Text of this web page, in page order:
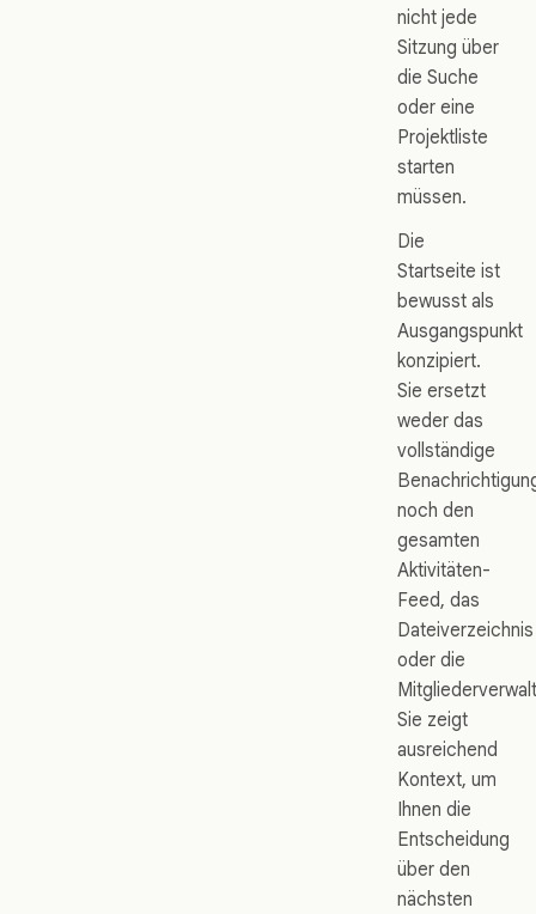
nicht jede
Sitzung über
die Suche
oder eine
Projektliste
starten
müssen.
Die
Startseite ist
bewusst als
Ausgangspunkt
konzipiert.
Sie ersetzt
weder das
vollständige
noch den
gesamten
Aktivitäten-
Feed, das
Dateiverzeichnis
oder die
Sie zeigt
ausreichend
Kontext, um
Ihnen die
Entscheidung
über den
nächsten